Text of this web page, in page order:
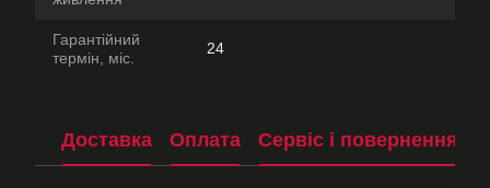
Гарантійний
термін, міс.
24
Доставка Оплата Сервіс і повернення